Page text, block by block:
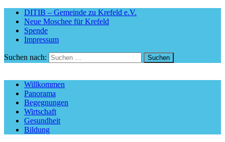
DITIB – Gemeinde zu Krefeld e.V.
Neue Moschee für Krefeld
Spende
Impressum
Suchen nach:
Willkommen
Panorama
Begegnungen
Wirtschaft
Gesundheit
Bildung